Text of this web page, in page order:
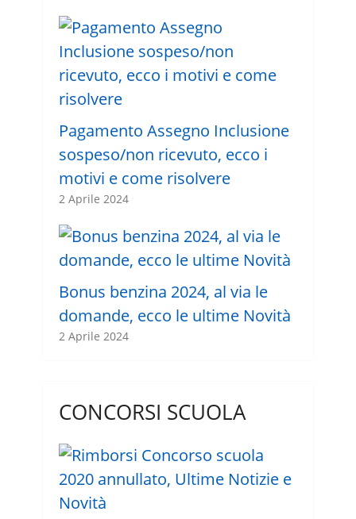
Pagamento Assegno Inclusione
sospeso/non ricevuto, ecco i
motivi e come risolvere
2 Aprile 2024
Bonus benzina 2024, al via le
domande, ecco le ultime Novità
2 Aprile 2024
CONCORSI SCUOLA